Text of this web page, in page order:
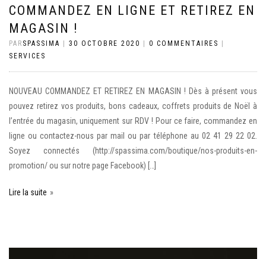
COMMANDEZ EN LIGNE ET RETIREZ EN
MAGASIN !
PAR SPASSIMA | 30 OCTOBRE 2020 | 0 COMMENTAIRES |
SERVICES
NOUVEAU COMMANDEZ ET RETIREZ EN MAGASIN ! Dès à présent vous
pouvez retirez vos produits, bons cadeaux, coffrets produits de Noël à
l’entrée du magasin, uniquement sur RDV ! Pour ce faire, commandez en
ligne ou contactez-nous par mail ou par téléphone au 02 41 29 22 02.
Soyez connectés (http://spassima.com/boutique/nos-produits-en-
promotion/ ou sur notre page Facebook) […]
Lire la suite